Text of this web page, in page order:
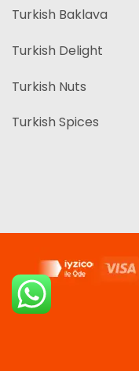
Turkish Baklava
Turkish Delight
Turkish Nuts
Turkish Spices